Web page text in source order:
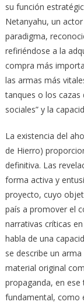
su función
Netanyahu, un
paradigma,
refiriéndose a la
compra más
las armas más
tanques o los cazas
sociales” y la
La existencia del
de Hierro)
definitiva. Las
forma activa y
proyecto, cuyo
país a promover el
narrativas críticas
habla de una
se describe un
material original
propaganda, en
fundamental, como